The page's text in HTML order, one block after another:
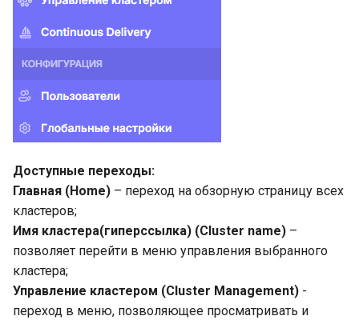
Доступные переходы:
Главная (Home) – переход на обзорную страницу всех
кластеров;
Имя кластера(гиперссылка) (Cluster name) –
позволяет перейти в меню управления выбранного
кластера;
Управление кластером (Cluster Management) -
переход в меню, позволяющее просматривать и